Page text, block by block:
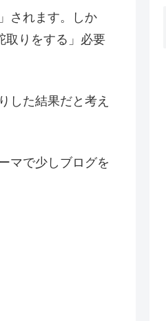
されます。しか
取りをする」必要
した結果だと考え
マで少しブログを